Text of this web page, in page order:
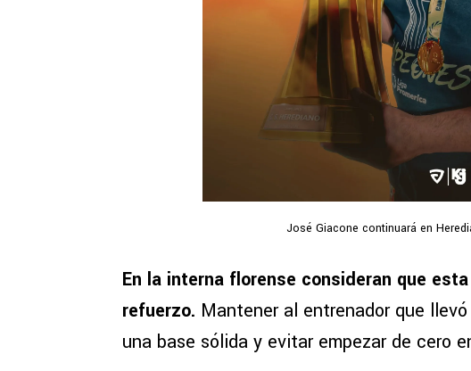
José Giacone continuará en
En la interna florense consideran que
refuerzo. Mantener al entrenador que
una base sólida y evitar empezar de cero